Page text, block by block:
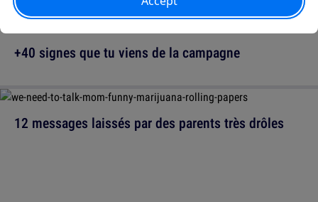
12 messages laissés par des parents très drôles
+40 signes que tu viens de la campagne